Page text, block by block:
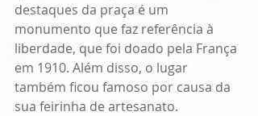
destaques da praça é um
monumento que faz referência à
liberdade, que foi doado pela França
em 1910. Além disso, o lugar
também ficou famoso por causa da
sua feirinha de artesanato.